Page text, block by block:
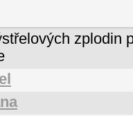
zplodin